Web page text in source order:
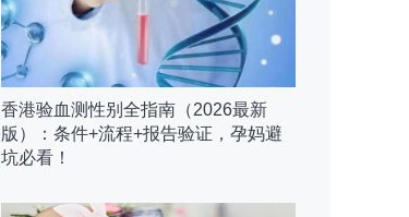
香港验血测性别全指南（2026最新
版）：条件+流程+报告验证，孕妈避
坑必看！